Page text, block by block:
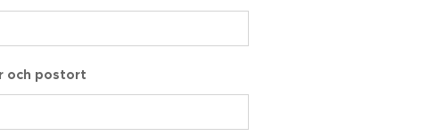
och postort